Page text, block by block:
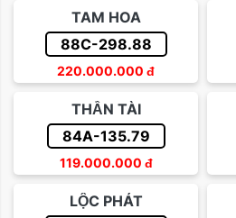
TAM HOA
88C-298.88
220.000.000 đ
THẦN TÀI
84A-135.79
119.000.000 đ
LỘC PHÁT